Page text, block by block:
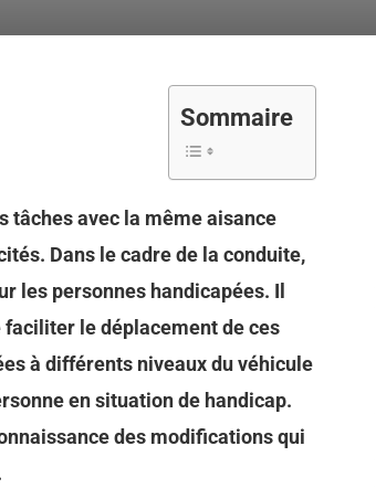
Sommaire
tâches avec la même aisance
Dans le cadre de la conduite,
les personnes handicapées. Il
le déplacement de ces
à différents niveaux du véhicule
en situation de handicap.
des modifications qui